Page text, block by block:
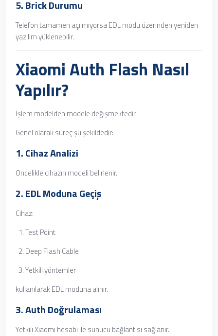
5. Brick Durumu
Telefon tamamen açılmıyorsa EDL modu üzerinden yeniden
yazılım yüklenebilir.
Xiaomi Auth Flash Nasıl
Yapılır?
İşlem modelden modele değişmektedir.
Genel olarak süreç şu şekildedir:
1. Cihaz Analizi
Öncelikle cihazın modeli belirlenir.
2. EDL Moduna Geçiş
Cihaz:
Test Point
Deep Flash Cable
Yetkili yöntemler
kullanılarak EDL moduna alınır.
3. Auth Doğrulaması
Yetkili Xiaomi hesabı ile sunucu bağlantısı sağlanır.